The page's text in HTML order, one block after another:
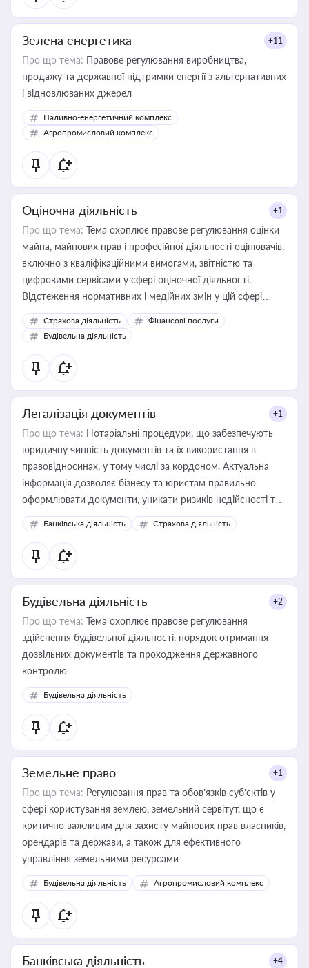
Зелена енергетика +11
Про що тема: Правове регулювання виробництва,
продажу та державної підтримки енергії з альтернативних
і відновлюваних джерел
Паливно-енергетичний комплекс
Агропромисловий комплекс
Оціночна діяльність +1
Про що тема: Тема охоплює правове регулювання оцінки
майна, майнових прав і професійної діяльності оцінювачів,
включно з кваліфікаційними вимогами, звітністю та
цифровими сервісами у сфері оціночної діяльності.
Відстеження нормативних і медійних змін у цій сфері
корисне для власника бізнесу, керівника, юриста або
бухгалтера під час оподаткування, приватизації, оренди
державного майна, корпоративних угод і перевірки
статусу суб'єктів оціночної діяльності
Страхова діяльність
Фінансові послуги
Будівельна діяльність
Легалізація документів +1
Про що тема: Нотаріальні процедури, що забезпечують
юридичну чинність документів та їх використання в
правовідносинах, у тому числі за кордоном. Актуальна
інформація дозволяє бізнесу та юристам правильно
оформлювати документи, уникати ризиків недійсності та
забезпечувати їх належне прийняття органами влади та
контрагентами
Банківська діяльність Страхова діяльність
Будівельна діяльність +2
Про що тема: Тема охоплює правове регулювання
здійснення будівельної діяльності, порядок отримання
дозвільних документів та проходження державного
контролю
Будівельна діяльність
Земельне право +1
Про що тема: Регулювання прав та обов’язків суб’єктів у
сфері користування землею, земельний сервітут, що є
критично важливим для захисту майнових прав власників,
орендарів та держави, а також для ефективного
управління земельними ресурсами
Будівельна діяльність Агропромисловий комплекс
Банківська діяльність +4